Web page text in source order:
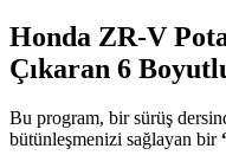
Honda ZR-V
Çıkaran 6
Bu program, bir sürüş
bütünleşmenizi sağlayan bir